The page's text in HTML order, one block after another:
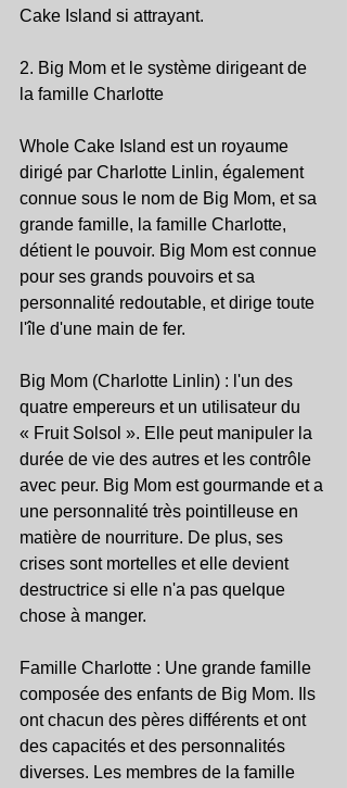
Cake Island si attrayant.
2. Big Mom et le système dirigeant de
la famille Charlotte
Whole Cake Island est un royaume
dirigé par Charlotte Linlin, également
connue sous le nom de Big Mom, et sa
grande famille, la famille Charlotte,
détient le pouvoir. Big Mom est connue
pour ses grands pouvoirs et sa
personnalité redoutable, et dirige toute
l'île d'une main de fer.
Big Mom (Charlotte Linlin) : l'un des
quatre empereurs et un utilisateur du
« Fruit Solsol ». Elle peut manipuler la
durée de vie des autres et les contrôle
avec peur. Big Mom est gourmande et a
une personnalité très pointilleuse en
matière de nourriture. De plus, ses
crises sont mortelles et elle devient
destructrice si elle n'a pas quelque
chose à manger.
Famille Charlotte : Une grande famille
composée des enfants de Big Mom. Ils
ont chacun des pères différents et ont
des capacités et des personnalités
diverses. Les membres de la famille